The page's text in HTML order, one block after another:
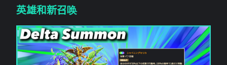
英雄和新召唤